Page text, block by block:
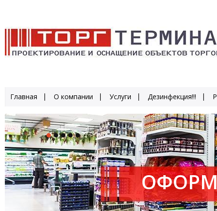
Главная О компании Услуги Дезинфекция!!!